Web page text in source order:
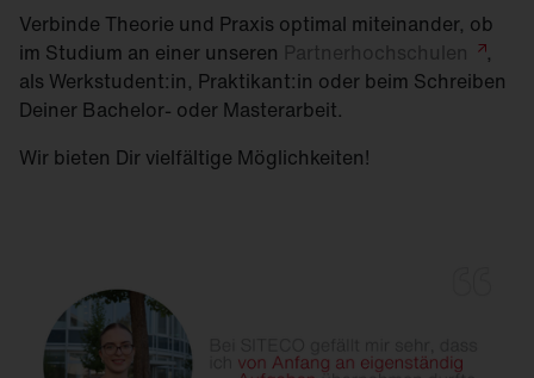
Verbinde Theorie und Praxis optimal miteinander, ob
im Studium an einer unseren Partnerhochschulen
,
als Werkstudent:in, Praktikant:in oder beim Schreiben
Deiner Bachelor- oder Masterarbeit.
Wir bieten Dir vielfältige Möglichkeiten!